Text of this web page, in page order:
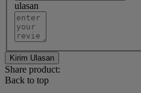
ulasan
Kirim Ulasan
Share product:
Back to top